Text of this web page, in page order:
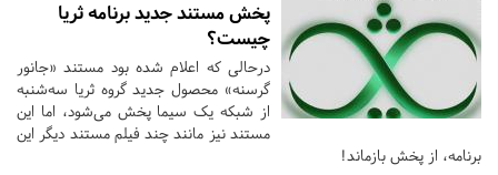
پخش مستند جدید برنامه ثریا
چیست؟
درحالی که اعلام شده بود مستند «جانور
گرسنه» محصول جدید گروه ثریا سه‌شنبه
از شبکه یک سیما پخش می‌شود، اما این
مستند نیز مانند چند فیلم مستند دیگر این
برنامه، از پخش بازماند!